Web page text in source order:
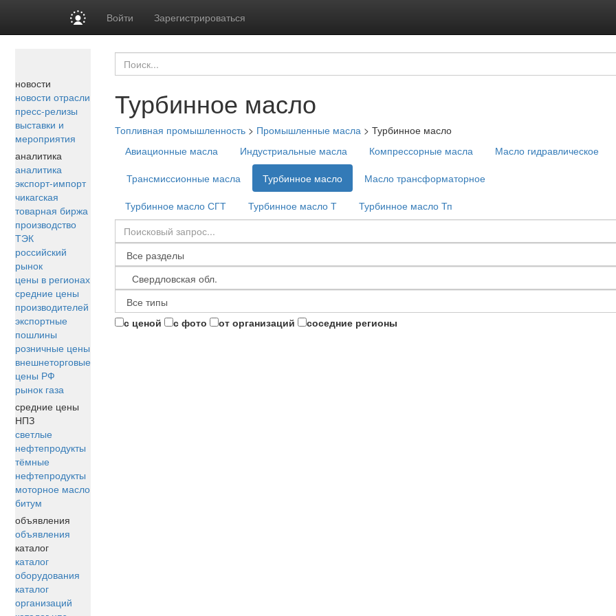
Войти Зарегистрироваться
новости
новости отрасли
пресс-релизы
выставки и
мероприятия
аналитика
аналитика
экспорт-импорт
чикагская
товарная биржа
производство
ТЭК
российский
рынок
цены в регионах
средние цены
производителей
экспортные
пошлины
розничные цены
внешнеторговые
цены РФ
рынок газа
средние цены
НПЗ
светлые
нефтепродукты
тёмные
нефтепродукты
моторное масло
битум
объявления
объявления
каталог
каталог
оборудования
каталог
организаций
Турбинное масло
Топливная промышленность > Промышленные масла > Турбинное масло
Авиационные масла
Индустриальные масла Компрессорные масла
Масло гидравлическое
Трансмиссионные масла
Турбинное масло
Масло трансформаторное
Турбинное масло СГТ
Турбинное масло Т Турбинное масло Тп
с ценой с фото от организаций соседние регионы